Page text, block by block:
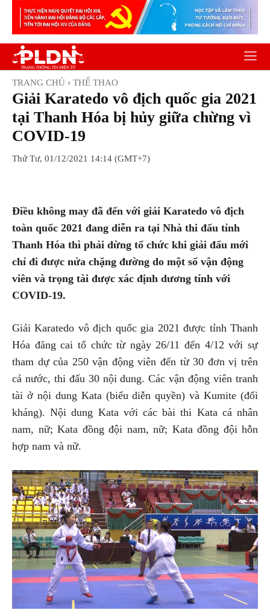
TRANG CHỦ THỂ THAO
Giải Karatedo vô địch quốc gia 2021
tại Thanh Hóa bị hủy giữa chừng vì
COVID-19
Thứ Tư, 01/12/2021 14:14 (GMT+7)
Điều không may đã đến với giải Karatedo vô địch
toàn quốc 2021 đang diễn ra tại Nhà thi đấu tỉnh
Thanh Hóa thì phải dừng tổ chức khi giải đấu mới
chỉ đi được nửa chặng đường do một số vận động
viên và trọng tài được xác định dương tính với
COVID-19.
Giải Karatedo vô địch quốc gia 2021 được tỉnh Thanh
Hóa đăng cai tổ chức từ ngày 26/11 đến 4/12 với sự
tham dự của 250 vận động viên đến từ 30 đơn vị trên
cả nước, thi đấu 30 nội dung. Các vận động viên tranh
tài ở nội dung Kata (biểu diễn quyền) và Kumite (đối
kháng). Nội dung Kata với các bài thi Kata cá nhân
nam, nữ; Kata đồng đội nam, nữ; Kata đồng đội hỗn
hợp nam và nữ.